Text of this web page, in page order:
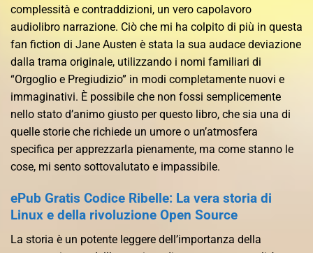
complessità e contraddizioni, un vero capolavoro
audiolibro narrazione. Ciò che mi ha colpito di più in questa
fan fiction di Jane Austen è stata la sua audace deviazione
dalla trama originale, utilizzando i nomi familiari di
“Orgoglio e Pregiudizio” in modi completamente nuovi e
immaginativi. È possibile che non fossi semplicemente
nello stato d’animo giusto per questo libro, che sia una di
quelle storie che richiede un umore o un’atmosfera
specifica per apprezzarla pienamente, ma come stanno le
cose, mi sento sottovalutato e impassibile.
ePub Gratis Codice Ribelle: La vera storia di
Linux e della rivoluzione Open Source
La storia è un potente leggere dell’importanza della